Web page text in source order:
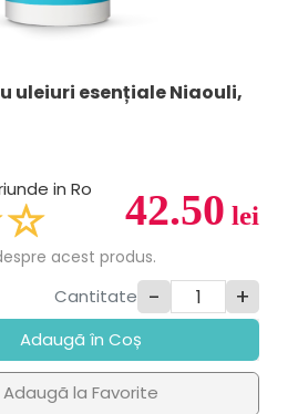
uleiuri esențiale Niaouli,
42.50 lei
in Ro
acest produs.
Cantitate - +
Adaugã în Coș
Adaugã la Favorite